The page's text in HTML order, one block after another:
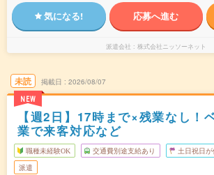
気になる! 応募へ進む
派遣会社 株式会社ニッソーネット
未読
NEW
掲載日 2026/08/07
【週2日】17時まで×残業なし！
業で来客対応など
職種未経験OK 交通費別途支給あり 土日祝日が
派遣